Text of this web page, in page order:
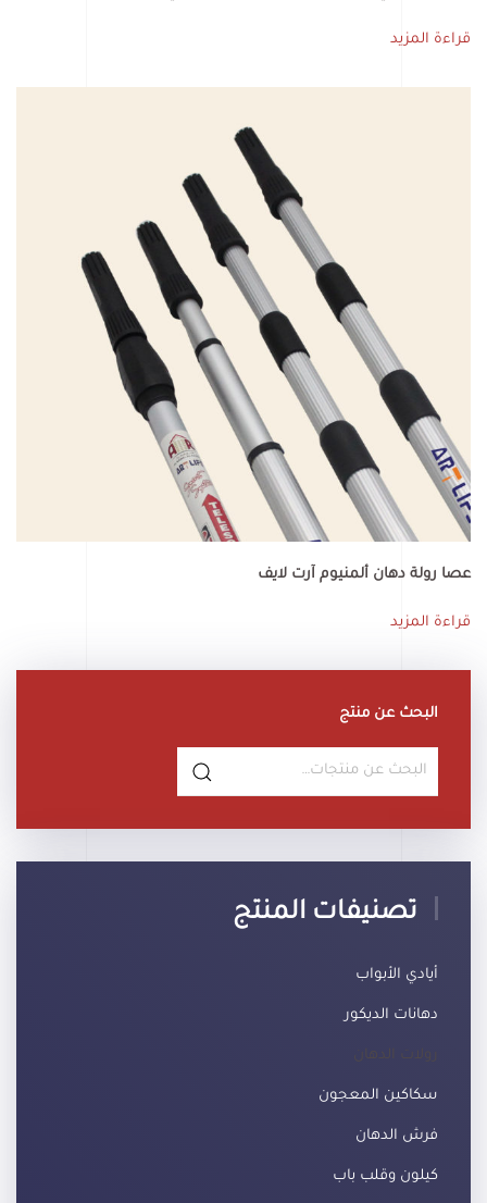
قراءة المزيد
عصا رولة دهان ألمنيوم آرت لايف
قراءة المزيد
البحث عن منتج
البحث
تصنيفات المنتج
أيادي الأبواب
دهانات الديكور
سكاكين المعجون
فرش الدهان
كيلون وقلب باب